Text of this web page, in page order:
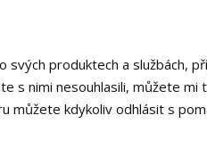
produktech a službách,
s nimi nesouhlasili, můžete
můžete kdykoliv odhlásit s